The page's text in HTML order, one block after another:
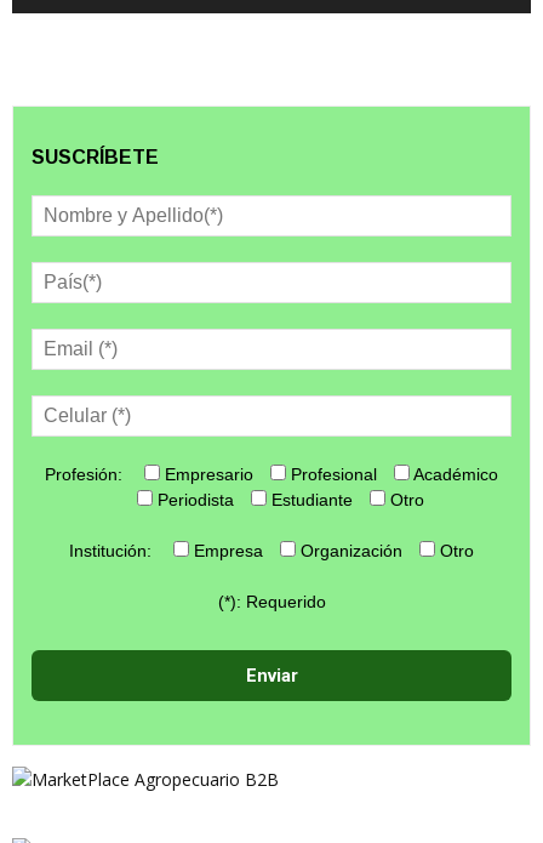
SUSCRÍBETE
Profesión: Empresario Profesional
Académico
Periodista
Estudiante Otro
Institución: Empresa Organización Otro
(*): Requerido